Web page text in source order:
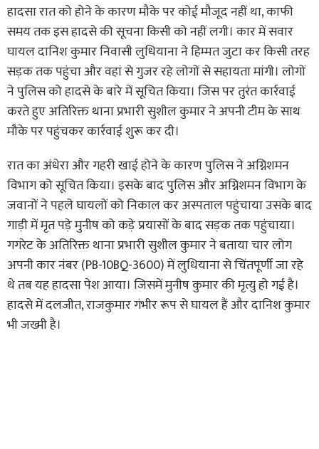
हादसा रात को होने के कारण मौके पर कोई मौजूद नहीं था, काफी
समय तक इस हादसे की सूचना किसी को नहीं लगी। कार में सवार
घायल दानिश कुमार निवासी लुधियाना ने हिम्मत जुटा कर किसी तरह
सड़क तक पहुंचा और वहां से गुजर रहे लोगों से सहायता मांगी। लोगों
ने पुलिस को हादसे के बारे में सूचित किया। जिस पर तुरंत कार्रवाई
करते हुए अतिरिक्त थाना प्रभारी सुशील कुमार ने अपनी टीम के साथ
मौके पर पहुंचकर कार्रवाई शुरू कर दी।
रात का अंधेरा और गहरी खाई होने के कारण पुलिस ने अग्निशमन
विभाग को सूचित किया। इसके बाद पुलिस और अग्निशमन विभाग के
जवानों ने पहले घायलों को निकाल कर अस्पताल पहुंचाया उसके बाद
गाड़ी में मृत पड़े मुनीष को कड़े प्रयासों के बाद सड़क तक पहुंचाया।
गगरेट के अतिरिक्त थाना प्रभारी सुशील कुमार ने बताया चार लोग
अपनी कार नंबर (PB-10BQ-3600) में लुधियाना से चिंतपूर्णी जा रहे
थे तब यह हादसा पेश आया। जिसमें मुनीष कुमार की मृत्यु हो गई है।
हादसे में दलजीत, राजकुमार गंभीर रूप से घायल हैं और दानिश कुमार
भी जख्मी है।